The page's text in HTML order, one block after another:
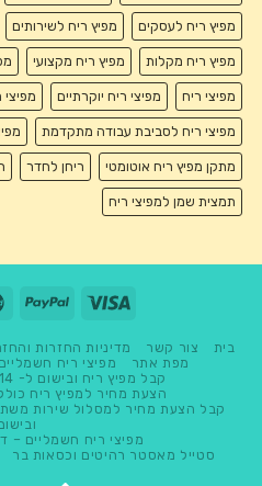
מפיץ ריח לעסקים מפיץ ריח לשירותים
מפיץ ריח מקלות מפיץ ריח מקצועי
מפיצי ריח מפיצי ריח יוקרתיים מפיצי
מפיצי ריח לסביבת עבודה מתקדמת
מתקן מפיץ ריח אוטומטי ריחן לחדר
תמצית שמן למפיצי ריח
בית צור קשר מדיניות החזרות
מפת אתר
מפיצי ריח
קבל מפיץ ריח ובישום ל- 14 ניסיון חינם ללא עלות
הצעת מחיר למפיץ ריח
קבל הצעת מחיר למסלול שירות
מפיצי ריח חשמליים –
סטייל מאסטר רהיטים וכסאות בר